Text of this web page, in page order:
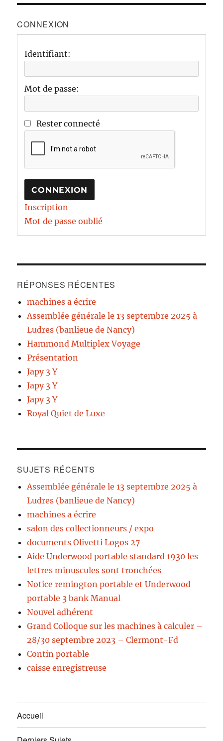
CONNEXION
Identifiant:
Mot de passe:
Rester connecté
CONNEXION
Inscription
Mot de passe oublié
RÉPONSES RÉCENTES
machines a écrire
Assemblée générale le 13 septembre 2025 à
Ludres (banlieue de Nancy)
Hammond Multiplex Voyage
Présentation
Japy 3 Y
Japy 3 Y
Japy 3 Y
Royal Quiet de Luxe
SUJETS RÉCENTS
Assemblée générale le 13 septembre 2025 à
Ludres (banlieue de Nancy)
machines a écrire
salon des collectionneurs / expo
documents Olivetti Logos 27
Aide Underwood portable standard 1930 les
lettres minuscules sont tronchées
Notice remington portable et Underwood
portable 3 bank Manual
Nouvel adhérent
Grand Colloque sur les machines à calculer –
28/30 septembre 2023 – Clermont-Fd
Contin portable
caisse enregistreuse
Accueil